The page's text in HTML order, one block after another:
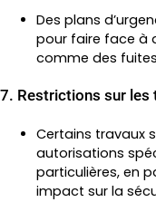
Des plans
pour faire face à
comme des
7. Restrictions sur les
Certains travaux
autorisations
particulières, en
impact sur la